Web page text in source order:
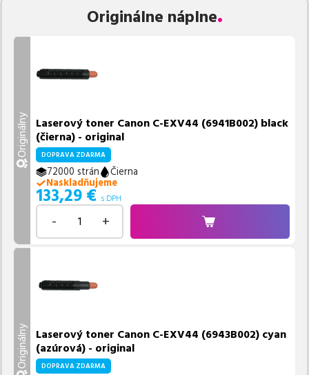
Vieme, že pri nákupe zohráva dôležitú úlohu aj dostupnosť. Preto
pravidelne naskladňovať produkty, aby boli ihneď k
dispozícii na odoslanie.
Ak si pri výbere nie ste istí, ktoré riešenie je pre vaše potreby
nás kedykoľvek obrátiť e-mailom alebo telefonicky. Sme tu, aby
sme vám pomohli vybrať to najlepšie riešenie.
Originálne náplne
Originálny Laserový toner Canon C-EXV44 (6941B002) black
(čierna) - original
DOPRAVA ZDARMA
72000 strán
Čierna
Naskladňujeme
133,29 € s DPH
- +
Originálny Laserový toner Canon C-EXV44 (6943B002) cyan
(azúrová) - original
DOPRAVA ZDARMA